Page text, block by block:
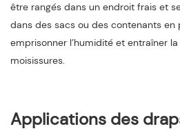
être rangés dans un endroit frais et
dans des sacs ou des contenants en
emprisonner l’humidité et entraîner
moisissures.
Applications des